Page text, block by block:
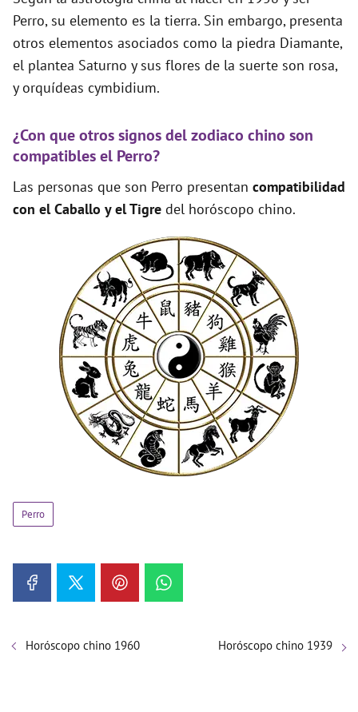
Perro, su elemento es la tierra. Sin embargo, presenta
otros elementos asociados como la piedra Diamante,
el plantea Saturno y sus flores de la suerte son rosa,
y orquídeas cymbidium.
¿Con que otros signos del zodiaco chino son
compatibles el Perro?
Las personas que son Perro presentan compatibilidad
con el Caballo y el Tigre del horóscopo chino.
Perro
Horóscopo chino 1960 Horóscopo chino 1939